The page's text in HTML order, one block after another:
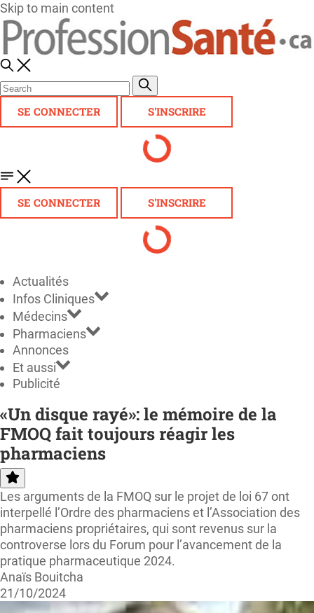
Skip to main content
SE CONNECTER S'INSCRIRE
SE CONNECTER S'INSCRIRE
Actualités
Infos Cliniques
Médecins
Pharmaciens
Annonces
Et aussi
Publicité
«Un disque rayé»: le mémoire de la
FMOQ fait toujours réagir les
pharmaciens
Les arguments de la FMOQ sur le projet de loi 67 ont
interpellé l’Ordre des pharmaciens et l’Association des
pharmaciens propriétaires, qui sont revenus sur la
controverse lors du Forum pour l’avancement de la
pratique pharmaceutique 2024.
Anaïs Bouitcha
21/10/2024